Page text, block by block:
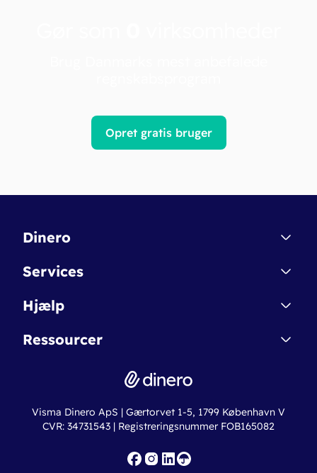
Opret gratis bruger
Dinero
Kontakt
Betingelser & Sikkerhed
Nye funktioner
Services
Dinero Starter
Dinero Pro
Erhvervslån
Fakturaskabeloner
Hjælp
Regnskabsordbogen
Online regnskabskurser
Ressourcer
Ny virksomhed
Iværksætterlegat
Visma Dinero ApS | Gærtorvet 1-5, 1799 København V
CVR: 34731543 | Registreringsnummer FOB165082